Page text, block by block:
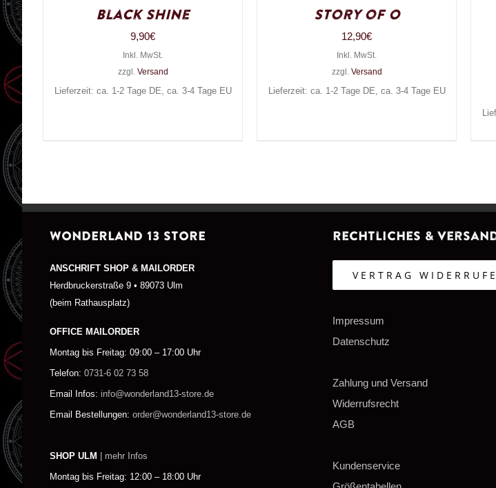
Black Shine
9,90€
Inkl. MwSt.
zzgl. Versand
Lieferzeit: ca. 1-2 Tage DE, ca. 3-4 Tage EU
Story of O
12,90€
Inkl. MwSt.
zzgl. Versand
Lieferzeit: ca. 1-2 Tage DE, ca. 3-4 Tage EU
WONDERLAND 13 STORE
ANSCHRIFT SHOP & MAILORDER
Herdbruckerstraße 9 • 89073 Ulm
(beim Rathausplatz)
OFFICE MAILORDER
Montag bis Freitag: 09:00 – 17:00 Uhr
Telefon: 0731-6 02 73 58
Email Infos: info@wonderland13-store.de
Email Bestellungen: order@wonderland13-store.de
SHOP ULM | mehr Infos
Montag bis Freitag: 12:00 – 18:00 Uhr
Rechtliches &
VERTRAG
Impressum
Datenschutz
Zahlung und Versand
Widerrufsrecht
AGB
Kundenservice